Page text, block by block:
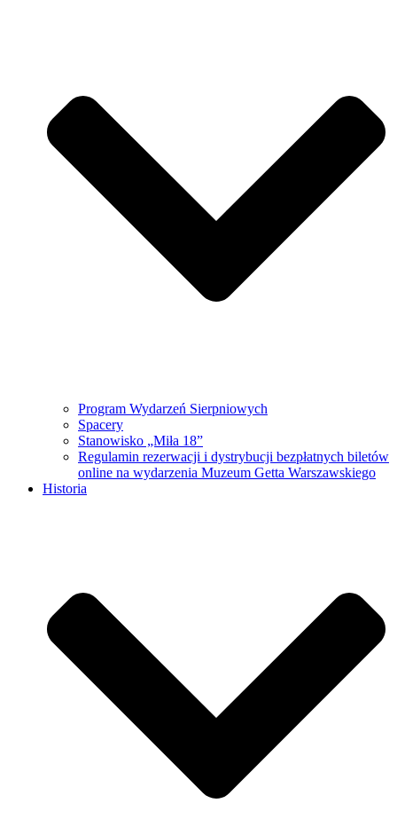
Program Wydarzeń Sierpniowych
Spacery
Stanowisko „Miła 18”
Regulamin rezerwacji i dystrybucji bezpłatnych biletów
online na wydarzenia Muzeum Getta Warszawskiego
Historia